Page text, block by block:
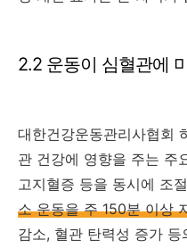
2.2 운동이 심혈관에
대한건강운동관리사협회
관 건강에 영향을 주는 주
고지혈증 등을 동시에 조
소 운동을 주 150분 이상
감소, 혈관 탄력성 증가